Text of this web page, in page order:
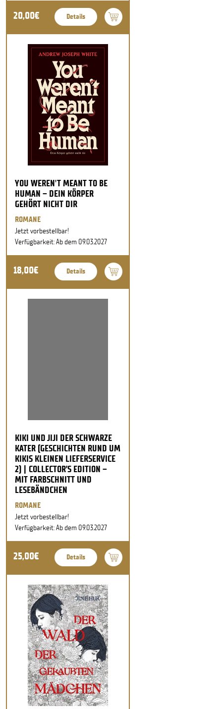
20,00€ Details
YOU WEREN'T MEANT TO BE
HUMAN – DEIN KÖRPER
GEHÖRT NICHT DIR
ROMANE
Jetzt vorbestellbar!
Verfügbarkeit: Ab dem 09.03.2027
18,00€ Details
KIKI UND JIJI DER SCHWARZE
KATER (GESCHICHTEN RUND UM
KIKIS KLEINEN LIEFERSERVICE
2) | COLLECTOR’S EDITION –
MIT FARBSCHNITT UND
LESEBÄNDCHEN
ROMANE
Jetzt vorbestellbar!
Verfügbarkeit: Ab dem 09.03.2027
25,00€ Details